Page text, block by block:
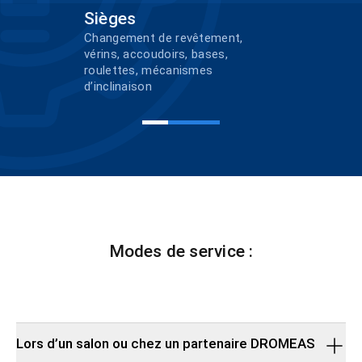
Sièges
Changement de revêtement,
vérins, accoudoirs, bases,
roulettes, mécanismes
d’inclinaison
Modes de service :
Lors d’un salon ou chez un partenaire DROMEAS